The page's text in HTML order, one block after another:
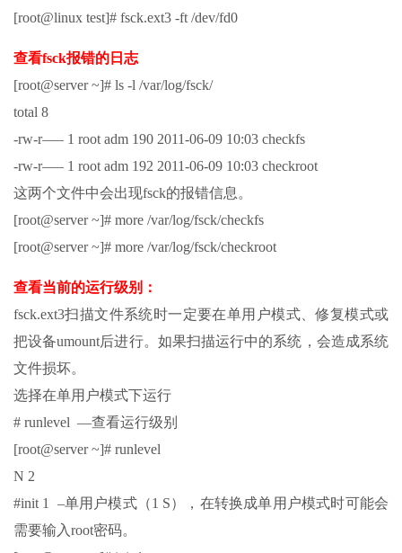
[root@linux test]# fsck.ext3 -ft /dev/fd0
查看fsck报错的日志
[root@server ~]# ls -l /var/log/fsck/
total 8
-rw-r—– 1 root adm 190 2011-06-09 10:03 checkfs
-rw-r—– 1 root adm 192 2011-06-09 10:03 checkroot
这两个文件中会出现fsck的报错信息。
[root@server ~]# more /var/log/fsck/checkfs
[root@server ~]# more /var/log/fsck/checkroot
查看当前的运行级别：
fsck.ext3扫描文件系统时一定要在单用户模式、修复模式或
把设备umount后进行。如果扫描运行中的系统，会造成系统
文件损坏。
选择在单用户模式下运行
# runlevel —查看运行级别
[root@server ~]# runlevel
N 2
#init 1 –单用户模式（1 S），在转换成单用户模式时可能会
需要输入root密码。